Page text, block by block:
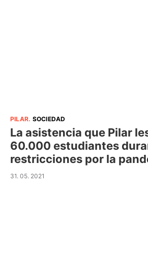
PILAR. SOCIEDAD
La asistencia que Pilar
60.000 estudiantes
restricciones por la
31. 05. 2021